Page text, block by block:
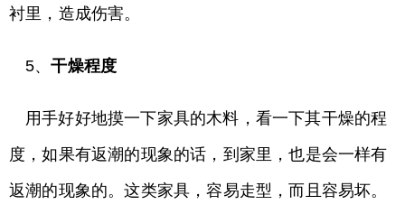
衬里，造成伤害。
5、干燥程度
用手好好地摸一下家具的木料，看一下其干燥的程
度，如果有返潮的现象的话，到家里，也是会一样有
返潮的现象的。这类家具，容易走型，而且容易坏。